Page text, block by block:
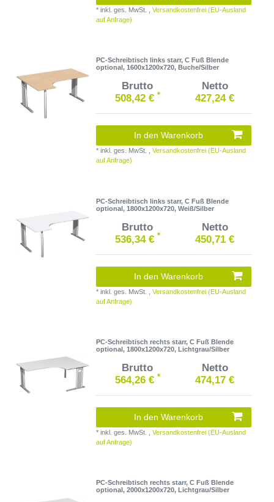
*inkl. ges. MwSt. ,Versandkostenfrei (EU-Ausland
auf Anfrage)
PC-Schreibtisch links starr, C Fuß Blende
optional, 1600x1200x720, Buche/Silber
Brutto
Netto
508,42 € * 427,24 €
In den Warenkorb
*inkl. ges. MwSt. ,Versandkostenfrei (EU-Ausland
auf Anfrage)
PC-Schreibtisch links starr, C Fuß Blende
optional, 1800x1200x720, Weiß/Silber
Brutto
Netto
536,34 € * 450,71 €
In den Warenkorb
*inkl. ges. MwSt. ,Versandkostenfrei (EU-Ausland
auf Anfrage)
PC-Schreibtisch rechts starr, C Fuß Blende
optional, 1800x1200x720, Lichtgrau/Silber
Brutto
Netto
564,26 € * 474,17 €
In den Warenkorb
*inkl. ges. MwSt. ,Versandkostenfrei (EU-Ausland
auf Anfrage)
PC-Schreibtisch rechts starr, C Fuß Blende
optional, 2000x1200x720, Lichtgrau/Silber